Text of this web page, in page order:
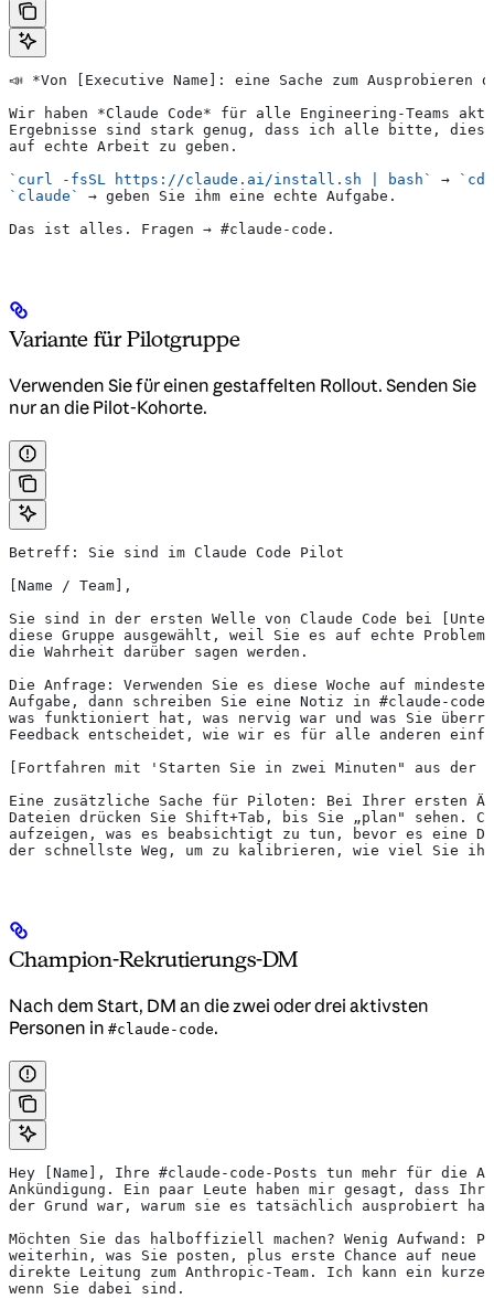
📣 *Von [Executive Name]: eine Sache zum Ausprobieren
Wir haben *Claude Code* für alle Engineering-Teams
Ergebnisse sind stark genug, dass ich alle bitte, diese
auf echte Arbeit zu geben.
`curl -fsSL https://claude.ai/install.sh | bash`
→
`cd
`claude`
→ geben Sie ihm eine echte Aufgabe.
Das ist alles. Fragen → #claude-code.
Variante für Pilotgruppe
Verwenden Sie für einen gestaffelten Rollout. Senden Sie
nur an die Pilot-Kohorte.
Betreff: Sie sind im Claude Code Pilot
[Name / Team],
Sie sind in der ersten Welle von Claude Code bei
diese Gruppe ausgewählt, weil Sie es auf echte Probleme
die Wahrheit darüber sagen werden.
Die Anfrage: Verwenden Sie es diese Woche auf
Aufgabe, dann schreiben Sie eine Notiz in #claude-
was funktioniert hat, was nervig war und was Sie
Feedback entscheidet, wie wir es für alle anderen
[Fortfahren mit 'Starten Sie in zwei Minuten" aus der
Eine zusätzliche Sache für Piloten: Bei Ihrer ersten
Dateien drücken Sie Shift+Tab, bis Sie „plan" sehen.
aufzeigen, was es beabsichtigt zu tun, bevor es eine
der schnellste Weg, um zu kalibrieren, wie viel Sie ihm
Champion-Rekrutierungs-DM
Nach dem Start, DM an die zwei oder drei aktivsten
Personen in #claude-code.
Hey [Name], Ihre #claude-code-Posts tun mehr für die
Ankündigung. Ein paar Leute haben mir gesagt, dass
der Grund war, warum sie es tatsächlich ausprobiert
Möchten Sie das halboffiziell machen? Wenig Aufwand:
weiterhin, was Sie posten, plus erste Chance auf neue
direkte Leitung zum Anthropic-Team. Ich kann ein
wenn Sie dabei sind.